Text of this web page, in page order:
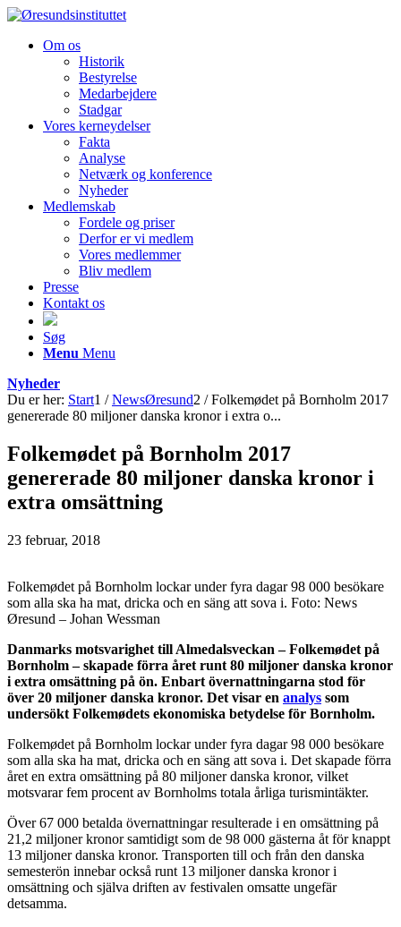
Om os
Historik
Bestyrelse
Medarbejdere
Stadgar
Vores kerneydelser
Fakta
Analyse
Netværk og konference
Nyheder
Medlemskab
Fordele og priser
Derfor er vi medlem
Vores medlemmer
Bliv medlem
Presse
Kontakt os
Søg
Menu Menu
Nyheder
Du er her: Start1 / NewsØresund2 / Folkemødet på Bornholm 2017
genererade 80 miljoner danska kronor i extra o...
Folkemødet på Bornholm 2017
genererade 80 miljoner danska kronor i
extra omsättning
23 februar, 2018
Folkemødet på Bornholm lockar under fyra dagar 98 000 besökare
som alla ska ha mat, dricka och en säng att sova i. Foto: News
Øresund – Johan Wessman
Danmarks motsvarighet till Almedalsveckan – Folkemødet på
Bornholm – skapade förra året runt 80 miljoner danska kronor
i extra omsättning på ön. Enbart övernattningarna stod för
över 20 miljoner danska kronor. Det visar en analys som
undersökt Folkemødets ekonomiska betydelse för Bornholm.
Folkemødet på Bornholm lockar under fyra dagar 98 000 besökare
som alla ska ha mat, dricka och en säng att sova i. Det skapade förra
året en extra omsättning på 80 miljoner danska kronor, vilket
motsvarar fem procent av Bornholms totala årliga turismintäkter.
Över 67 000 betalda övernattningar resulterade i en omsättning på
21,2 miljoner kronor samtidigt som de 98 000 gästerna åt för knappt
13 miljoner danska kronor. Transporten till och från den danska
semesterön innebar också runt 13 miljoner danska kronor i
omsättning och själva driften av festivalen omsatte ungefär
detsamma.